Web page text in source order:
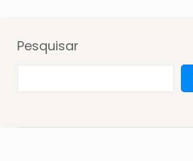
Pesquisar